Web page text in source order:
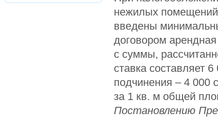
нежилых помещений
введены
договором
с суммы,
ставка составляет
подчинения – 4 000
за 1 кв. м общей
Постановлению